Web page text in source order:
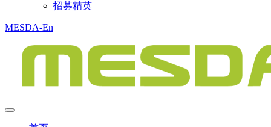
招募精英
MESDA-En